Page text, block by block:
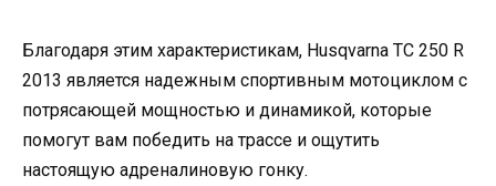
Благодаря этим характеристикам, Husqvarna TC 250 R
2013 является надежным спортивным мотоциклом с
потрясающей мощностью и динамикой, которые
помогут вам победить на трассе и ощутить
настоящую адреналиновую гонку.